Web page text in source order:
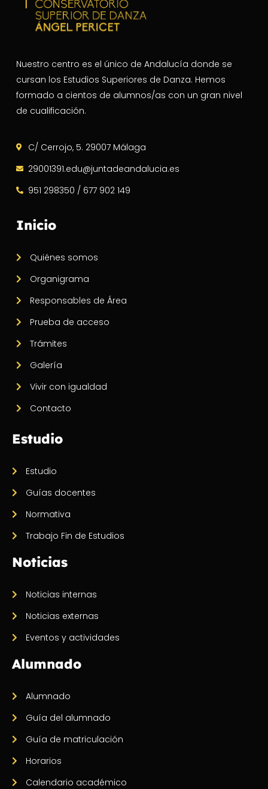
Nuestro centro es el único de Andalucía donde se
cursan los Estudios Superiores de Danza. Hemos
formado a cientos de alumnos/as con un gran nivel
de cualificación.
C/ Cerrojo, 5. 29007 Málaga
29001391.edu@juntadeandalucia.es
951 298350 / 677 902 149
Inicio
Quiénes somos
Organigrama
Responsables de Área
Prueba de acceso
Trámites
Galería
Vivir con igualdad
Contacto
Estudio
Estudio
Guías docentes
Normativa
Trabajo Fin de Estudios
Noticias
Noticias internas
Noticias externas
Eventos y actividades
Alumnado
Alumnado
Guía del alumnado
Guía de matriculación
Horarios
Calendario académico